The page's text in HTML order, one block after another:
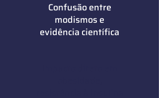
Confusão entre
modismos e
evidência científica